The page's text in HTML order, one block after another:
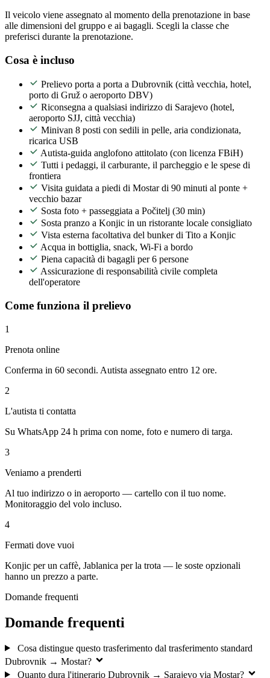
Il veicolo viene assegnato al momento della prenotazione in base
alle dimensioni del gruppo e ai bagagli. Scegli la classe che
preferisci durante la prenotazione.
Cosa è incluso
Prelievo porta a porta a Dubrovnik (città vecchia, hotel,
porto di Gruž o aeroporto DBV)
Riconsegna a qualsiasi indirizzo di Sarajevo (hotel,
aeroporto SJJ, città vecchia)
Minivan 8 posti con sedili in pelle, aria condizionata,
ricarica USB
Autista-guida anglofono attitolato (con licenza FBiH)
Tutti i pedaggi, il carburante, il parcheggio e le spese di
frontiera
Visita guidata a piedi di Mostar di 90 minuti al ponte +
vecchio bazar
Sosta foto + passeggiata a Počitelj (30 min)
Sosta pranzo a Konjic in un ristorante locale consigliato
Vista esterna facoltativa del bunker di Tito a Konjic
Acqua in bottiglia, snack, Wi-Fi a bordo
Piena capacità di bagagli per 6 persone
Assicurazione di responsabilità civile completa
dell'operatore
Come funziona il prelievo
1
Prenota online
Conferma in 60 secondi. Autista assegnato entro 12 ore.
2
L'autista ti contatta
Su WhatsApp 24 h prima con nome, foto e numero di targa.
3
Veniamo a prenderti
Al tuo indirizzo o in aeroporto — cartello con il tuo nome.
Monitoraggio del volo incluso.
4
Fermati dove vuoi
Konjic per un caffè, Jablanica per la trota — le soste opzionali
hanno un prezzo a parte.
Domande frequenti
Domande frequenti
Cosa distingue questo trasferimento dal trasferimento standard
Dubrovnik → Mostar?
Quanto dura l'itinerario Dubrovnik → Sarajevo via Mostar?